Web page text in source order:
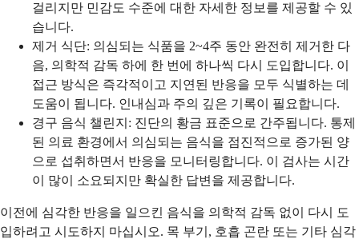
걸리지만 민감도 수준에 대한 자세한 정보를 제공할 수 있
습니다.
제거 식단: 의심되는 식품을 2~4주 동안 완전히 제거한 다
음, 의학적 감독 하에 한 번에 하나씩 다시 도입합니다. 이
접근 방식은 즉각적이고 지연된 반응을 모두 식별하는 데
도움이 됩니다. 인내심과 주의 깊은 기록이 필요합니다.
경구 음식 챌린지: 진단의 황금 표준으로 간주됩니다. 통제
된 의료 환경에서 의심되는 음식을 점진적으로 증가된 양
으로 섭취하면서 반응을 모니터링합니다. 이 검사는 시간
이 많이 소요되지만 확실한 답변을 제공합니다.
이전에 심각한 반응을 일으킨 음식을 의학적 감독 없이 다시 도
입하려고 시도하지 마십시오. 목 부기, 호흡 곤란 또는 기타 심각